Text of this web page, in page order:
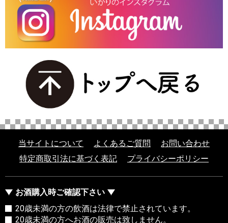
当サイトについて よくあるご質問
お問い合わせ
特定商取引法に基づく表記
プライバシーポリシー
お酒購入時ご確認下さい
20歳未満の方の飲酒は法律で禁止されています。
20歳未満の方へお酒の販売は致しません。